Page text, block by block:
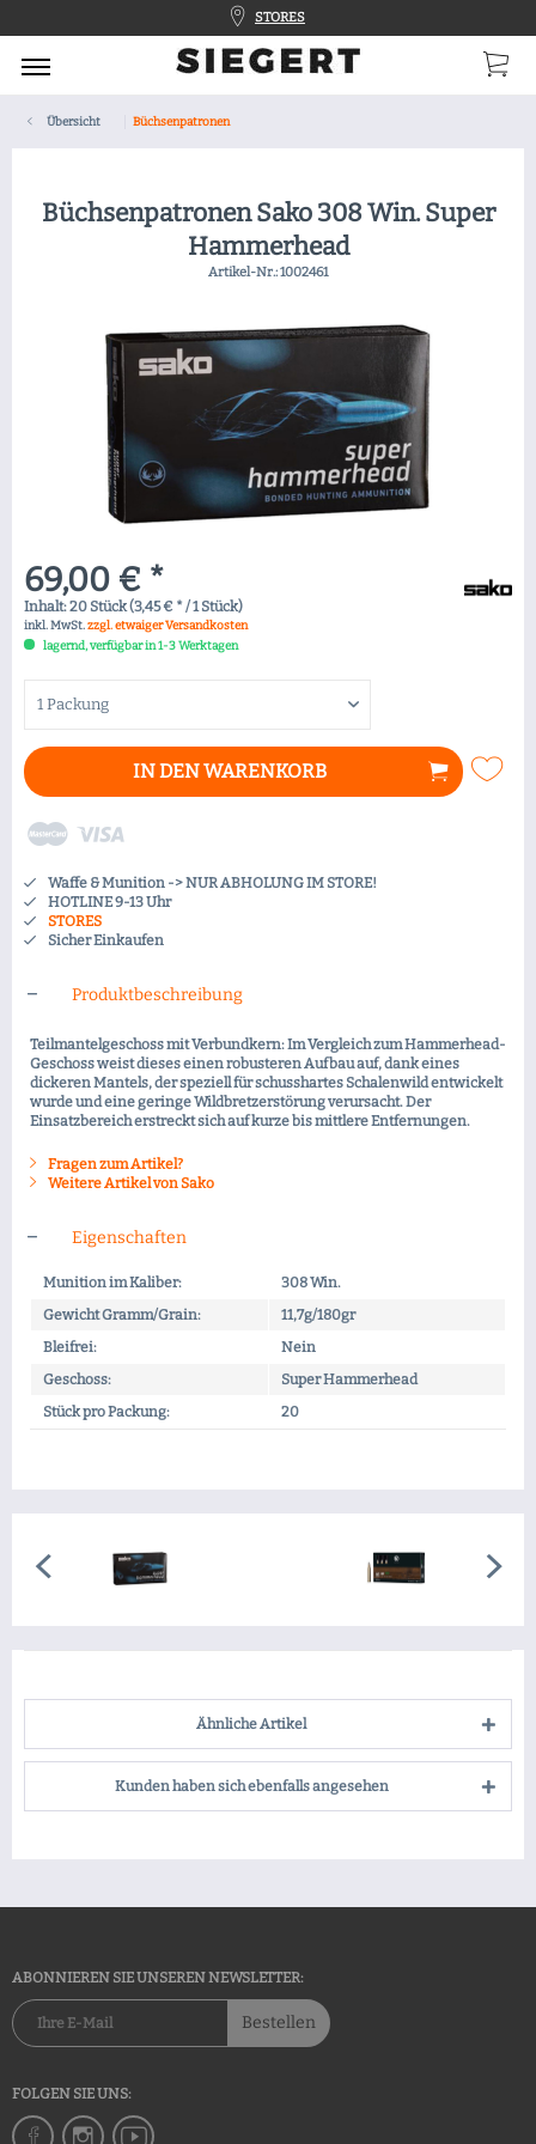
STORES
Übersicht Büchsenpatronen
Büchsenpatronen Sako 308 Win. Super
Hammerhead
Artikel-Nr.:1002461
69,00 € *
Inhalt:20 Stück (3,45 € * / 1 Stück)
inkl. MwSt.zzgl. etwaiger Versandkosten
lagernd, verfügbar in 1-3 Werktagen
IN DENWARENKORB
Waffe & Munition -> NUR ABHOLUNG IM STORE!
HOTLINE 9-13 Uhr
STORES
Sicher Einkaufen
Produktbeschreibung
Teilmantelgeschoss mit Verbundkern: Im Vergleich zum Hammerhead-
Geschoss weist dieses einen robusteren Aufbau auf, dank eines
dickeren Mantels, der speziell für schusshartes Schalenwild entwickelt
wurde und eine geringe Wildbretzerstörung verursacht. Der
Einsatzbereich erstreckt sich auf kurze bis mittlere Entfernungen.
Fragen zum Artikel?
Weitere Artikel von Sako
Eigenschaften
Munition im Kaliber:
308 Win.
Gewicht Gramm/Grain:
11,7g/180gr
Bleifrei:
Nein
Geschoss:
Super Hammerhead
Stück pro Packung:
20
Ähnliche Artikel
Kunden haben sich ebenfalls angesehen
ABONNIEREN SIE UNSEREN NEWSLETTER:
Bestellen
FOLGEN SIE UNS: